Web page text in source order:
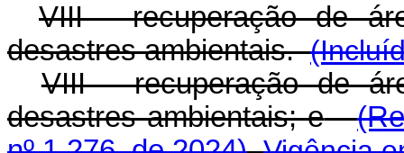
VIII - recuperação de
desastres ambientais.
VIII - recuperação de
desastres ambientais; e